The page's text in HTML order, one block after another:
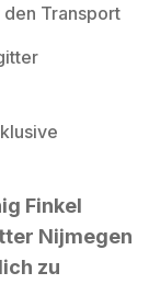
Transport
Finkel
Nijmegen
zu